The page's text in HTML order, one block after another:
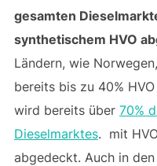
gesamten
synthetischem HVO
Ländern, wie
bereits bis zu 40%
wird bereits über 70%
Dieselmarktes. mit
abgedeckt. Auch in